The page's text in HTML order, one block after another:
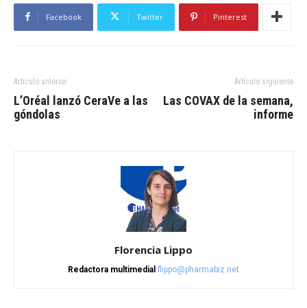
Facebook Twitter Pinterest
Artículo anterior
L’Oréal lanzó CeraVe a las
góndolas
Artículo siguiente
Las COVAX de la semana,
informe
Florencia Lippo
Redactora multimedial flippo@pharmabiz.net